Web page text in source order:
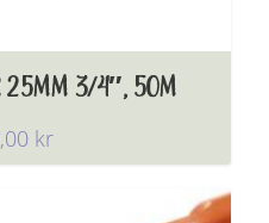
25MM 3/4″, 50M
kr